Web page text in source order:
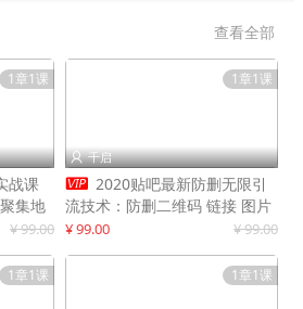
查看全部
1章1课
战课
集地
¥ 99.00
1章1课
 千启
 2020贴吧最新防删无限引
流技术：防删二维码 链接 图片
制作
¥ 99.00 ¥ 99.00
1章1课 1章1课